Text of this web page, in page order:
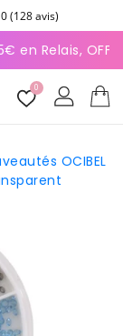
9.5/10
Relais,
0
OCIBEL